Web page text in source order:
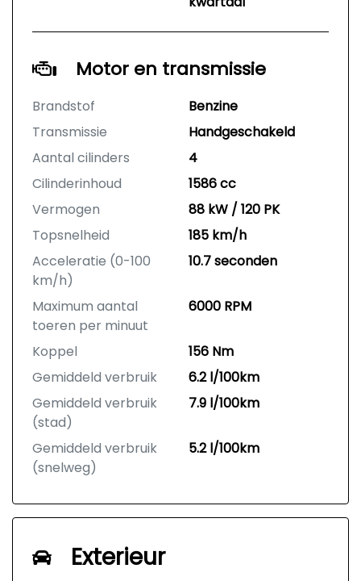
Motor en transmissie
Brandstof
Benzine
Transmissie
Handgeschakeld
Aantal cilinders
4
Cilinderinhoud
1586 cc
Vermogen
88 kW / 120 PK
Topsnelheid
185 km/h
Acceleratie (0-100
km/h)
10.7 seconden
Maximum aantal
toeren per minuut
6000 RPM
Koppel
156 Nm
Gemiddeld verbruik
6.2 l/100km
Gemiddeld verbruik
(stad)
7.9 l/100km
Gemiddeld verbruik
(snelweg)
5.2 l/100km
Exterieur